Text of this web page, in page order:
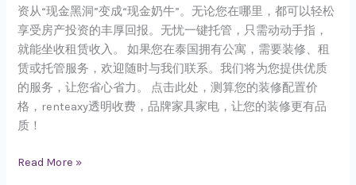
资从“现金黑洞”变成“现金奶牛”。无论您在哪里，都可以轻松
享受房产投资的丰厚回报。无忧一键托管，只需动动手指，
就能坐收租赁收入。 如果您在泰国拥有公寓，需要装修、租
赁或托管服务，欢迎随时与我们联系。我们将为您提供优质
的服务，让您省心省力。 点击此处，测算您的装修配置价
格，renteaxy透明收费，品牌家具家电，让您的装修更有品
质！
Read More »